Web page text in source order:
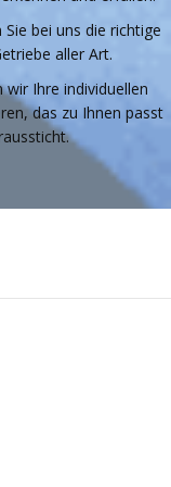
bei uns die richtige
aller Art.
Ihre individuellen
das zu Ihnen passt